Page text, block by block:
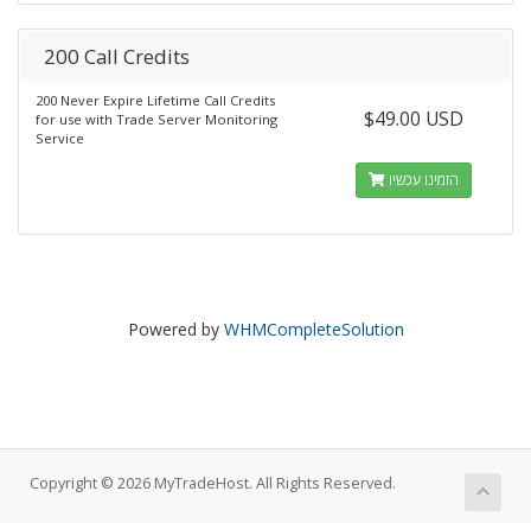
200 Call Credits
200 Never Expire Lifetime Call Credits
for use with Trade Server Monitoring
Service
$49.00 USD
הזמינו עכשיו
Powered by WHMCompleteSolution
Copyright © 2026 MyTradeHost. All Rights Reserved.